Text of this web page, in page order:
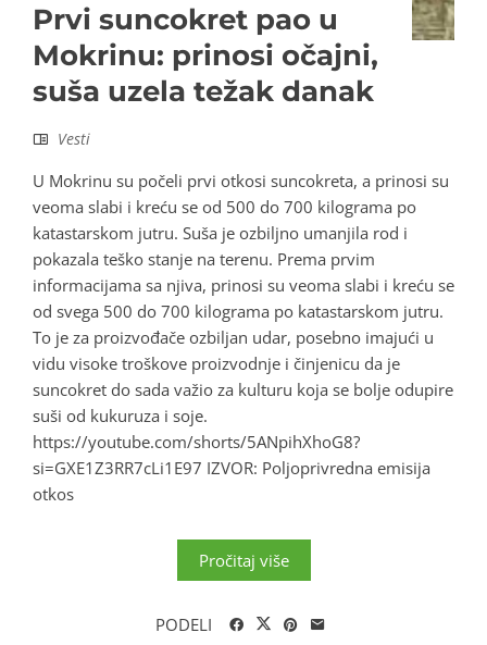
Prvi suncokret pao u
Mokrinu: prinosi očajni,
suša uzela težak danak
Vesti
U Mokrinu su počeli prvi otkosi suncokreta, a prinosi su
veoma slabi i kreću se od 500 do 700 kilograma po
katastarskom jutru. Suša je ozbiljno umanjila rod i
pokazala teško stanje na terenu. Prema prvim
informacijama sa njiva, prinosi su veoma slabi i kreću se
od svega 500 do 700 kilograma po katastarskom jutru.
To je za proizvođače ozbiljan udar, posebno imajući u
vidu visoke troškove proizvodnje i činjenicu da je
suncokret do sada važio za kulturu koja se bolje odupire
suši od kukuruza i soje.
https://youtube.com/shorts/5ANpihXhoG8?
si=GXE1Z3RR7cLi1E97 IZVOR: Poljoprivredna emisija
otkos
Pročitaj više
PODELI